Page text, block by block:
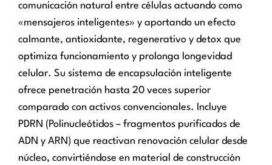
comunicación natural entre células actuando como
«mensajeros inteligentes» y aportando un efecto
calmante, antioxidante, regenerativo y detox que
optimiza funcionamiento y prolonga longevidad
celular. Su sistema de encapsulación inteligente
ofrece penetración hasta 20 veces superior
comparado con activos convencionales. Incluye
PDRN (Polinucleótidos – fragmentos purificados de
ADN y ARN) que reactivan renovación celular desde
núcleo, convirtiéndose en material de construcción